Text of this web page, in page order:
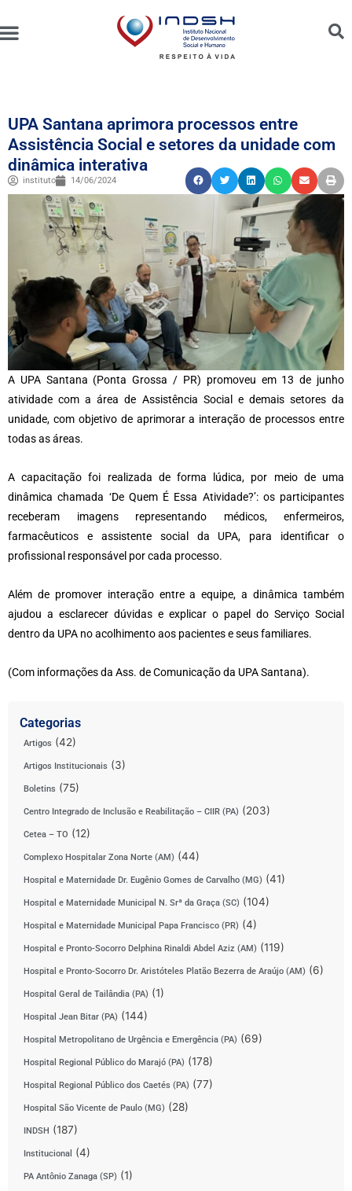
UPA Santana aprimora processos entre
Assistência Social e setores da unidade com
dinâmica interativa
instituto 14/06/2024
A UPA Santana (Ponta Grossa / PR) promoveu em 13 de junho
atividade com a área de Assistência Social e demais setores da
unidade, com objetivo de aprimorar a interação de processos entre
todas as áreas.
A capacitação foi realizada de forma lúdica, por meio de uma
dinâmica chamada ‘De Quem É Essa Atividade?’: os participantes
receberam imagens representando médicos, enfermeiros,
farmacêuticos e assistente social da UPA, para identificar o
profissional responsável por cada processo.
Além de promover interação entre a equipe, a dinâmica também
ajudou a esclarecer dúvidas e explicar o papel do Serviço Social
dentro da UPA no acolhimento aos pacientes e seus familiares.
(Com informações da Ass. de Comunicação da UPA Santana).
Categorias
Artigos (42)
Artigos Institucionais (3)
Boletins (75)
Centro Integrado de Inclusão e Reabilitação – CIIR (PA) (203)
Cetea – TO (12)
Complexo Hospitalar Zona Norte (AM) (44)
Hospital e Maternidade Dr. Eugênio Gomes de Carvalho (MG) (41)
Hospital e Maternidade Municipal N. Srª da Graça (SC) (104)
Hospital e Maternidade Municipal Papa Francisco (PR) (4)
Hospital e Pronto-Socorro Delphina Rinaldi Abdel Aziz (AM) (119)
Hospital e Pronto-Socorro Dr. Aristóteles Platão Bezerra de Araújo (AM) (6)
Hospital Geral de Tailândia (PA) (1)
Hospital Jean Bitar (PA) (144)
Hospital Metropolitano de Urgência e Emergência (PA) (69)
Hospital Regional Público do Marajó (PA) (178)
Hospital Regional Público dos Caetés (PA) (77)
Hospital São Vicente de Paulo (MG) (28)
INDSH (187)
Institucional (4)
PA Antônio Zanaga (SP) (1)